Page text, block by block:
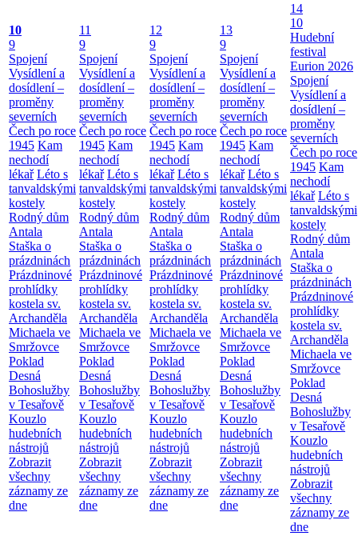
10
9
Spojení
Vysídlení a
dosídlení –
proměny
severních
Čech po roce
1945 Kam
nechodí
lékař Léto s
tanvaldskými
kostely
Rodný dům
Antala
Staška o
prázdninách
Prázdninové
prohlídky
kostela sv.
Archanděla
Michaela ve
Smržovce
Poklad
Desná
Bohoslužby
v Tesařově
Kouzlo
hudebních
nástrojů
Zobrazit
všechny
záznamy ze
dne
11
9
Spojení
Vysídlení a
dosídlení –
proměny
severních
Čech po roce
1945 Kam
nechodí
lékař Léto s
tanvaldskými
kostely
Rodný dům
Antala
Staška o
prázdninách
Prázdninové
prohlídky
kostela sv.
Archanděla
Michaela ve
Smržovce
Poklad
Desná
Bohoslužby
v Tesařově
Kouzlo
hudebních
nástrojů
Zobrazit
všechny
záznamy ze
dne
12
9
Spojení
Vysídlení a
dosídlení –
proměny
severních
Čech po roce
1945 Kam
nechodí
lékař Léto s
tanvaldskými
kostely
Rodný dům
Antala
Staška o
prázdninách
Prázdninové
prohlídky
kostela sv.
Archanděla
Michaela ve
Smržovce
Poklad
Desná
Bohoslužby
v Tesařově
Kouzlo
hudebních
nástrojů
Zobrazit
všechny
záznamy ze
dne
13
9
Spojení
Vysídlení a
dosídlení –
proměny
severních
Čech po roce
1945 Kam
nechodí
lékař Léto s
tanvaldskými
kostely
Rodný dům
Antala
Staška o
prázdninách
Prázdninové
prohlídky
kostela sv.
Archanděla
Michaela ve
Smržovce
Poklad
Desná
Bohoslužby
v Tesařově
Kouzlo
hudebních
nástrojů
Zobrazit
všechny
záznamy ze
dne
14
10
Hudební
festival
Eurion 2026
Spojení
Vysídlení a
dosídlení –
proměny
severních
Čech po roce
1945 Kam
nechodí
lékař Léto s
tanvaldskými
kostely
Rodný dům
Antala
Staška o
prázdninách
Prázdninové
prohlídky
kostela sv.
Archanděla
Michaela ve
Smržovce
Poklad
Desná
Bohoslužby
v Tesařově
Kouzlo
hudebních
nástrojů
Zobrazit
všechny
záznamy ze
dne